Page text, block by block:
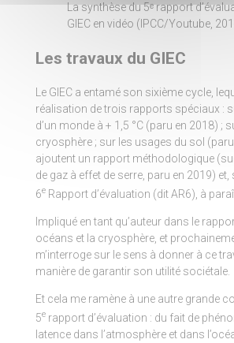
La synthèse du 5ᵉ rapport
GIEC en vidéo (IPCC/Youtube,
Les travaux du GIEC
Le GIEC a entamé son sixième cycle,
réalisation de trois rapports spéciaux :
d’un monde à + 1,5 °C (paru en 2018) ;
cryosphère ; sur les usages du sol
ajoutent un rapport méthodologique
de gaz à effet de serre, paru en 2019) et,
6eRapport d’évaluation (dit AR6), à
Impliqué en tant qu’auteur dans le
océans et la cryosphère, et
m’interroge sur le sens à donner à ce
manière de garantir son utilité sociétale.
Et cela me ramène à une autre grande
5erapport d’évaluation : du fait de
latence dans l’atmosphère et dans